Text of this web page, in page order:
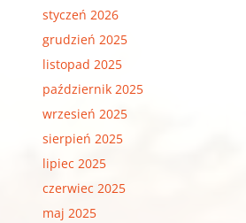
styczeń 2026
grudzień 2025
listopad 2025
październik 2025
wrzesień 2025
sierpień 2025
lipiec 2025
czerwiec 2025
maj 2025